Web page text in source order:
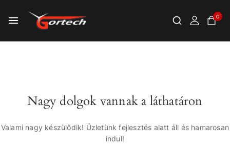
0
Nagy dolgok vannak a láthatáron
Valami nagy készülődik! Üzletünk fejlesztés alatt áll és hamarosan
indul!